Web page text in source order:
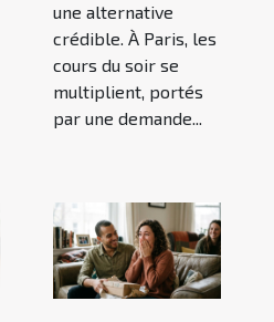
une alternative
crédible. À Paris, les
cours du soir se
multiplient, portés
par une demande...